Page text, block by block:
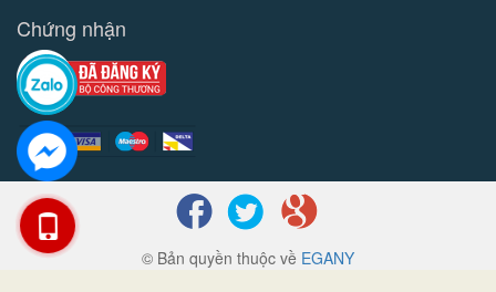
Chứng nhận
© Bản quyền thuộc về EGANY